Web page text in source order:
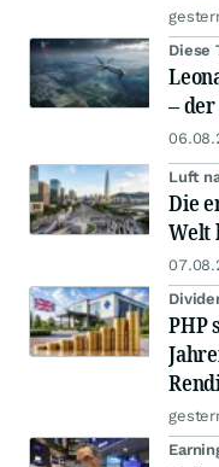
Diese
–
Luft
Die
Welt
PHP